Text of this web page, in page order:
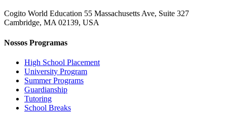
Cogito World Education 55 Massachusetts Ave, Suite 327
Cambridge, MA 02139, USA
Nossos Programas
High School Placement
University Program
Summer Programs
Guardianship
Tutoring
School Breaks